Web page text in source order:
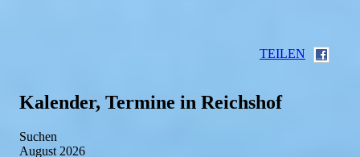
TEILEN
Kalender, Termine in Reichshof
Suchen
August 2026